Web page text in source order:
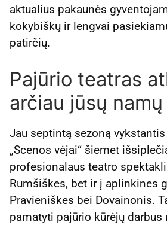
aktualius pakaunės
kokybiškų ir lengvai
patirčių.
Pajūrio teatras
arčiau jūsų namų
Jau septintą sezoną
„Scenos vėjai“ šiemet
profesionalaus teatro
Rumšiškes, bet ir į aplinkines
Pravieniškes bei Dovainonis.
pamatyti pajūrio kūrėjų